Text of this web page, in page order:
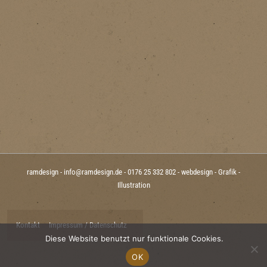
ramdesign - info@ramdesign.de - 0176 25 332 802 - webdesign - Grafik -
Illustration
Footer-
Kontakt Impressum / Datenschutz
Diese Website benutzt nur funktionale Cookies.
OK